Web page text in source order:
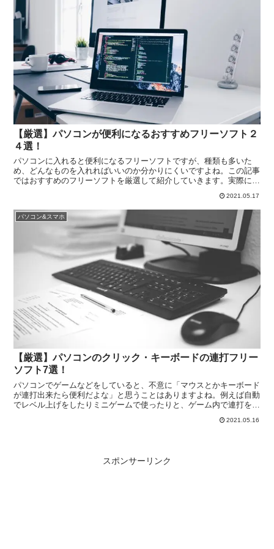
【厳選】パソコンが便利になるおすすめフリーソフト２
４選！
パソコンに入れると便利になるフリーソフトですが、種類も多いた
め、どんなものを入れればいいのか分かりにくいですよね。この記事
ではおすすめのフリーソフトを厳選して紹介していきます。実際に僕
2021.05.17
パソコン&スマホ
【厳選】パソコンのクリック・キーボードの連打フリー
ソフト7選！
パソコンでゲームなどをしていると、不意に「マウスとかキーボード
が連打出来たら便利だよな」と思うことはありますよね。例えば自動
でレベル上げをしたりミニゲームで使ったりと、ゲーム内で連打を使
んなパソコンのマウスやキーボードを連打できるフリーソフトについ
2021.05.16
スポンサーリンク